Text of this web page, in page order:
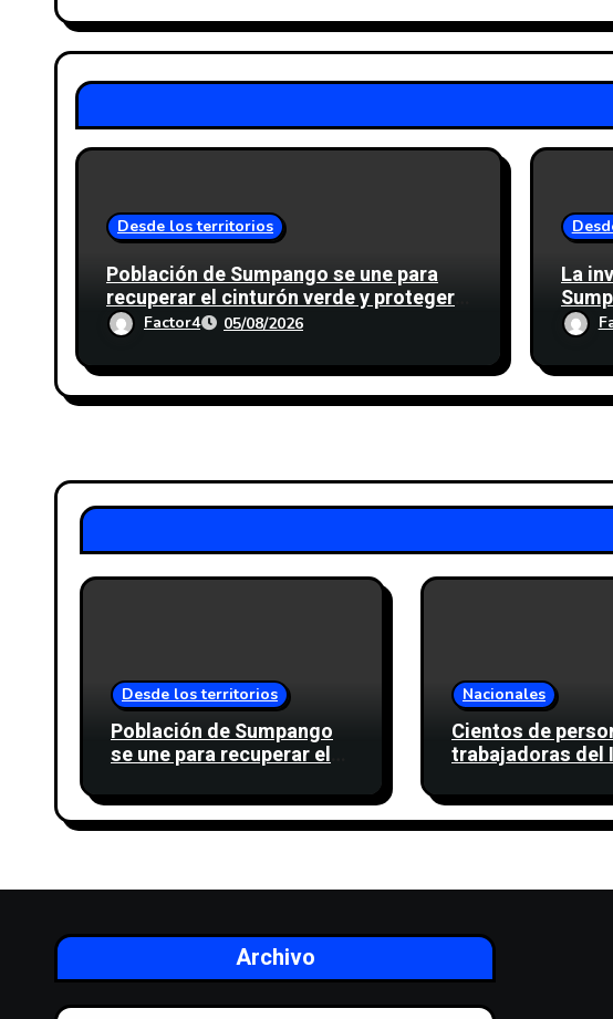
Desde los territorios
Población de Sumpango se une para
recuperar el cinturón verde y proteger
cinco nacimientos de agua
Factor4 05/08/2026
La
agua
Desde los territorios
Población de Sumpango
se une para recuperar el
cinco nacimientos de
agua
Nacionales
Cientos de
trabajadoras del
descuento a
sindicato
Archivo